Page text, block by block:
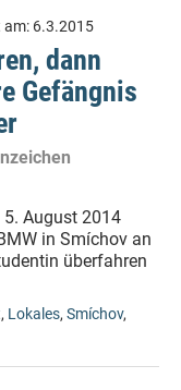
am: 6.3.2015
dann
Gefängnis
5. August 2014
in Smíchov an
überfahren
, Lokales, Smíchov,